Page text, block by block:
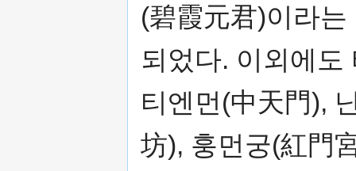
(碧霞元君)이라
되었다. 이외에도
티엔먼(中天門),
坊), 훙먼궁(紅門